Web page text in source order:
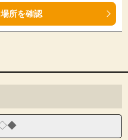
場所を確認